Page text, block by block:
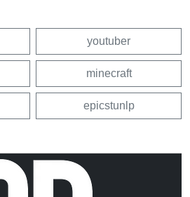
youtuber
minecraft
epicstunlp